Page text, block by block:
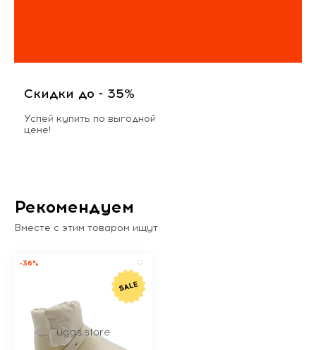
Скидки до - 35%
Успей купить по выгодной
цене!
Рекомендуем
Вместе с этим товаром ищут
-36%